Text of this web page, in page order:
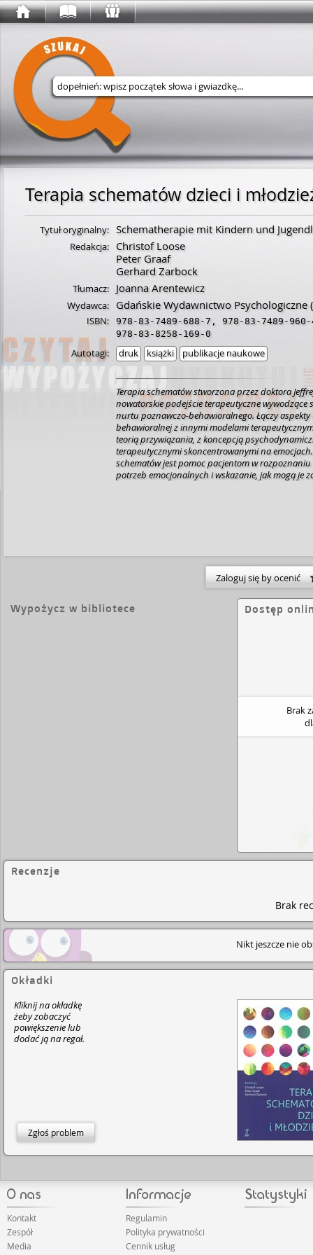
Wyszukaj w serwisie
Terapia schematów dzieci i
Tytuł oryginalny: Schematherapie mit Kindern und
Redakcja:
Christof Loose
Peter Graaf
Gerhard Zarbock
Tłumacz: Joanna Arentewicz
Wydawca: Gdańskie Wydawnictwo Psychologiczne
ISBN: 978-83-7489-688-7 , 978-83-7489-960-
978-83-8258-169-0
Autotagi: druk książki publikacje naukowe
Terapia schematów stworzona przez doktora
nowatorskie podejście terapeutyczne wywodzące
nurtu poznawczo-behawioralnego. Łączy
behawioralnej z innymi modelami
teorią przywiązania, z koncepcją
terapeutycznymi skoncentrowanymi na
schematów jest pomoc pacjentom w
potrzeb emocjonalnych i wskazanie, jak mogą je
przystępny prezentuje teoretyczne i praktyczne
psychoterapeutycznej z dziećmi na różnych
narodzin do wczesnego okresu dorosłości) oraz
Zaloguj się by ocenić
Wypożycz w bibliotece Dostęp
Brak
Recenzje
Brak
Nikt jeszcze nie
Okładki
Kliknij na okładkę
żeby zobaczyć
powiększenie lub
dodać ją na regał.
Zgłoś problem
Kontakt
Zespół
Media
Regulamin
Polityka prywatności
Cennik usług